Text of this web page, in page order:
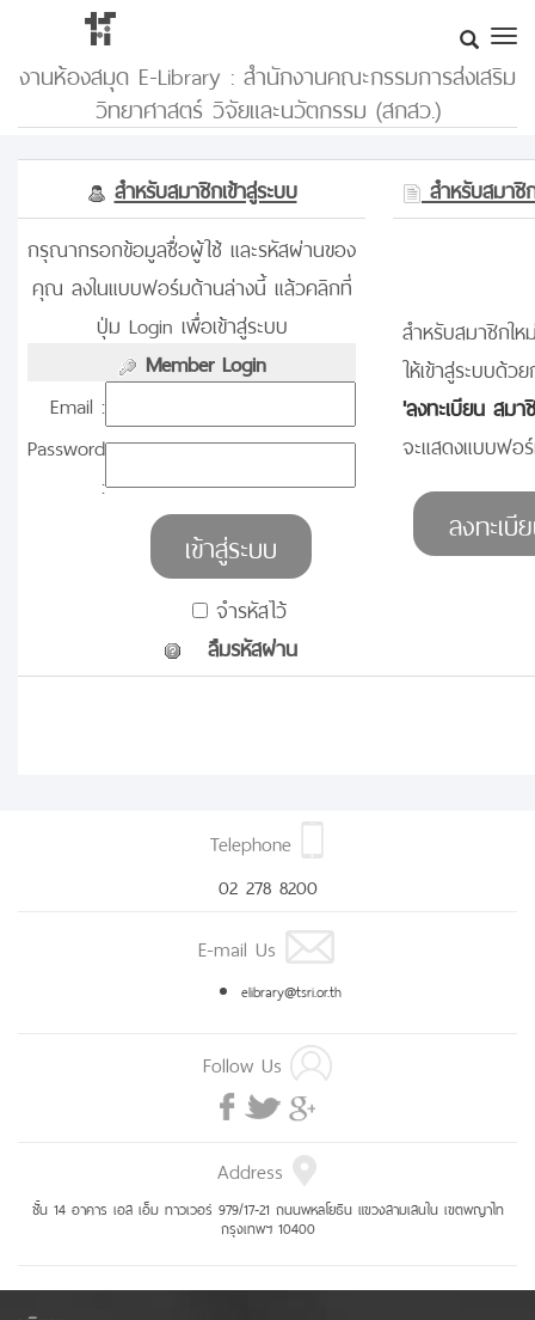
งานห้องสมุด E-Library : สำนักงานคณะกรรมการส่งเสริม
วิทยาศาสตร์ วิจัยและนวัตกรรม (สกสว.)
สำหรับสมาชิกเข้าสู่ระบบ
สำหรับสมาชิ
กรุณากรอกข้อมูลชื่อผู้ใช้ และรหัสผ่านของ
คุณ ลงในแบบฟอร์มด้านล่างนี้ แล้วคลิกที่
ปุ่ม Login เพื่อเข้าสู่ระบบ
Member Login
Email :
Password
:
จำรหัสไว้
ลืมรหัสผ่าน
สำหรับสมาชิกให
ให้เข้าสู่ระบบด้
'ลงทะเบียน สม
จะแสดงแบบฟอ
Telephone
02 278 8200
E-mail Us
elibrary@tsri.or.th
Follow Us
Address
ชั้น 14 อาคาร เอส เอ็ม ทาวเวอร์ 979/17-21 ถนนพหลโยธิน แขวงสามเสนใน เขตพญาไท
กรุงเทพฯ 10400